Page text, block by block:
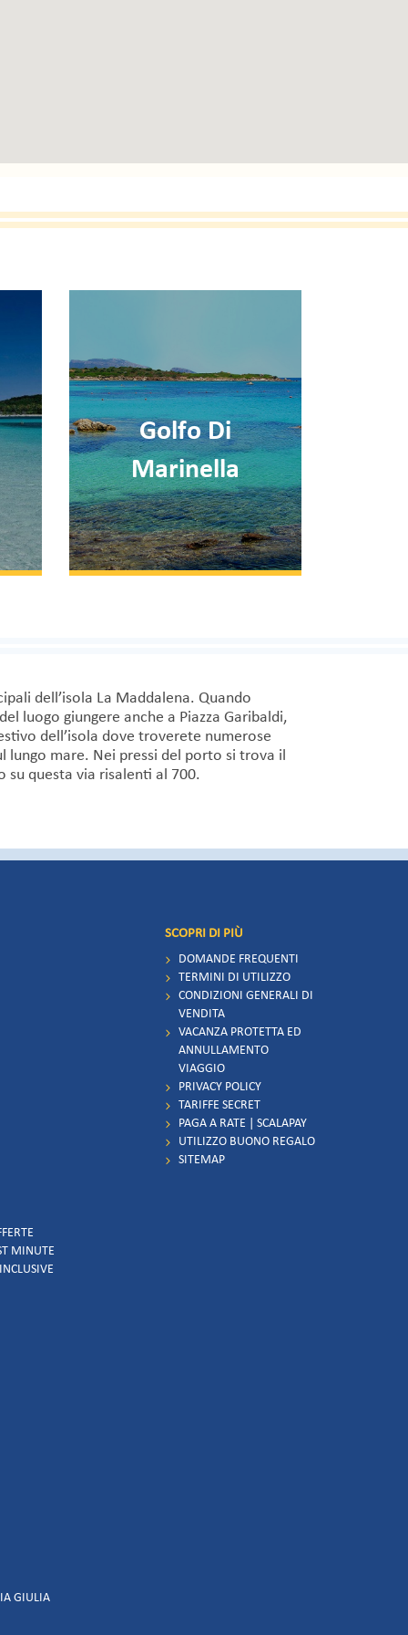
Golfo Di
Marinella
dell’isola La Maddalena. Quando
luogo giungere anche a Piazza Garibaldi,
dell’isola dove troverete numerose
lungo mare. Nei pressi del porto si trova il
su questa via risalenti al 700.
MINUTE
GIULIA
SCOPRI DI PIÙ
DOMANDE FREQUENTI
TERMINI DI UTILIZZO
CONDIZIONI GENERALI DI
VENDITA
VACANZA PROTETTA ED
ANNULLAMENTO
VIAGGIO
PRIVACY POLICY
TARIFFE SECRET
PAGA A RATE | SCALAPAY
UTILIZZO BUONO REGALO
SITEMAP